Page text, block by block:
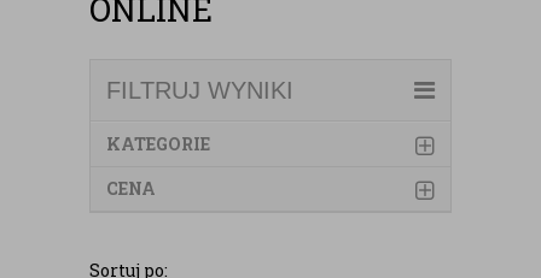
ONLINE
FILTRUJ WYNIKI
KATEGORIE
CENA
Sortuj po: